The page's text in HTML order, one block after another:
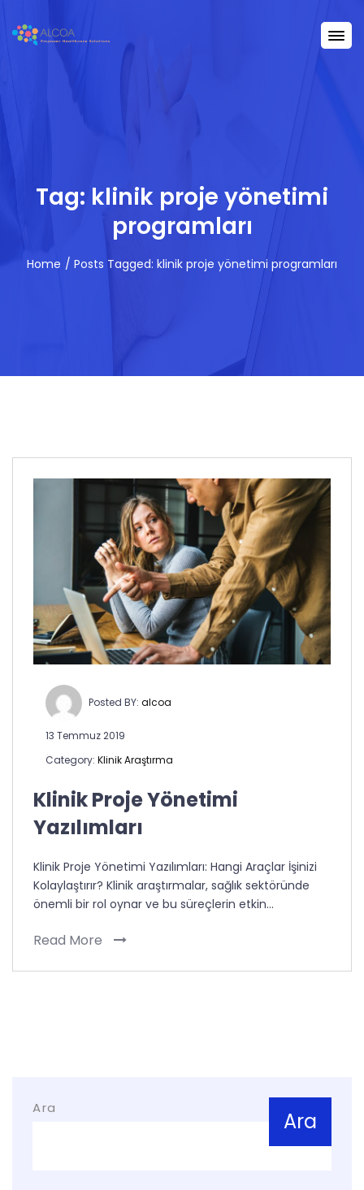
Tag: klinik proje yönetimi
programları
Home Posts Tagged: klinik proje yönetimi programları
Posted BY: alcoa
13 Temmuz 2019
Category: Klinik Araştırma
Klinik Proje Yönetimi
Yazılımları
Klinik Proje Yönetimi Yazılımları: Hangi Araçlar İşinizi
Kolaylaştırır? Klinik araştırmalar, sağlık sektöründe
önemli bir rol oynar ve bu süreçlerin etkin…
Read More
Ara
Ara